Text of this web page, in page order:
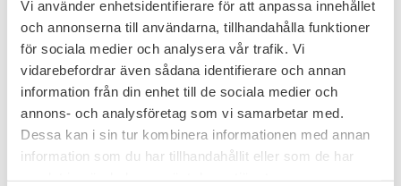
Vi använder enhetsidentifierare för att anpassa innehållet
och annonserna till användarna, tillhandahålla funktioner
för sociala medier och analysera vår trafik. Vi
vidarebefordrar även sådana identifierare och annan
information från din enhet till de sociala medier och
annons- och analysföretag som vi samarbetar med.
Dessa kan i sin tur kombinera informationen med annan
information som du har tillhandahållit eller som de har
Add to favorites
SWISS ARMS Ammo för
Luftvapen 5,5 mm
250st
Add to favorites
ASG M9 GBB Airsoft
Pistol Svart 6mm
Dual Source (GAS/CO2)
Blowback, Full Polymer, Svart.